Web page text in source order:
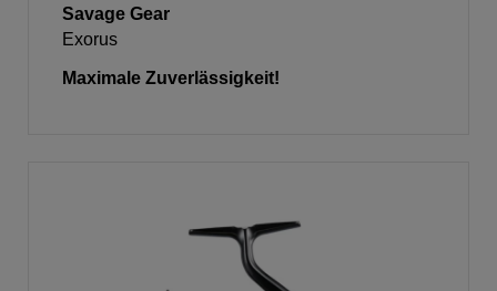
Savage Gear
Exorus
Maximale Zuverlässigkeit!